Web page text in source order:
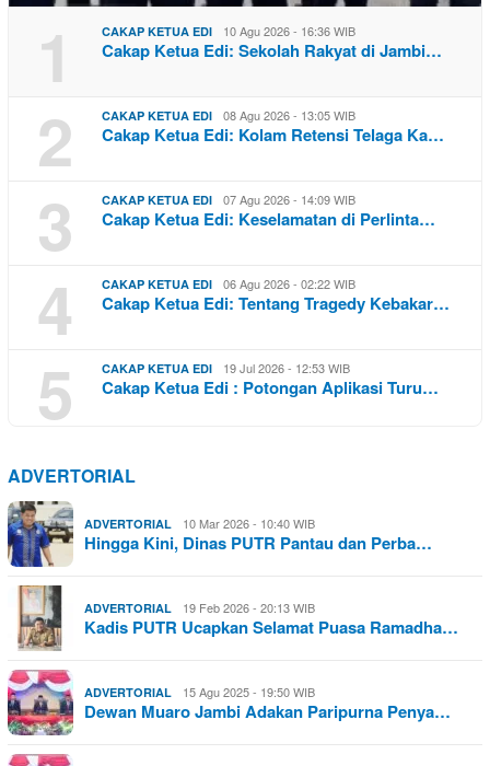
1 CAKAP KETUA EDI 10 Agu 2026 - 16:36 WIB
Cakap Ketua Edi: Sekolah Rakyat di Jambi…
2 CAKAP KETUA EDI 08 Agu 2026 - 13:05 WIB
Cakap Ketua Edi: Kolam Retensi Telaga Ka…
3 CAKAP KETUA EDI 07 Agu 2026 - 14:09 WIB
Cakap Ketua Edi: Keselamatan di Perlinta…
4 CAKAP KETUA EDI 06 Agu 2026 - 02:22 WIB
Cakap Ketua Edi: Tentang Tragedy Kebakar…
5 CAKAP KETUA EDI 19 Jul 2026 - 12:53 WIB
Cakap Ketua Edi : Potongan Aplikasi Turu…
ADVERTORIAL
ADVERTORIAL 10 Mar 2026 - 10:40 WIB
Hingga Kini, Dinas PUTR Pantau dan Perba…
ADVERTORIAL 19 Feb 2026 - 20:13 WIB
Kadis PUTR Ucapkan Selamat Puasa Ramadha…
ADVERTORIAL 15 Agu 2025 - 19:50 WIB
Dewan Muaro Jambi Adakan Paripurna Penya…